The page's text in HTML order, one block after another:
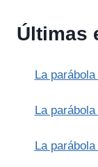
ADAPA
ALIMENTO
LA
Últimas
La
La
La